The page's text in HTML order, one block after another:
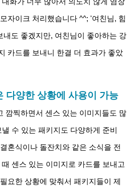
자이크 처리했습니다 ^^; '여친님, 힘
내도 좋겠지만, 여친님이 좋아하는 강
카드를 보내니 한결 더 효과가 좋았
다양한 상황에 사용이 가능
깜찍하면서 센스 있는 이미지들도 많
수 있는 패키지도 다양하게 준비
혼식이나 돌잔치와 같은 소식을 전
센스 있는 이미지로 카드를 보내고
요한 상황에 맞춰서 패키지들이 제